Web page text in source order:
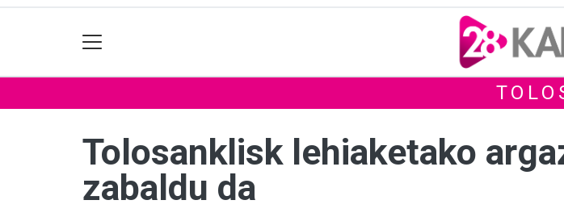
Tolosanklisk lehiaketako
zabaldu da